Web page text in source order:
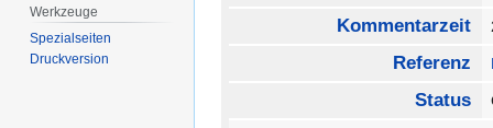
Kommentarzeit
Referenz
Status
Werkzeuge
Spezialseiten
Druckversion